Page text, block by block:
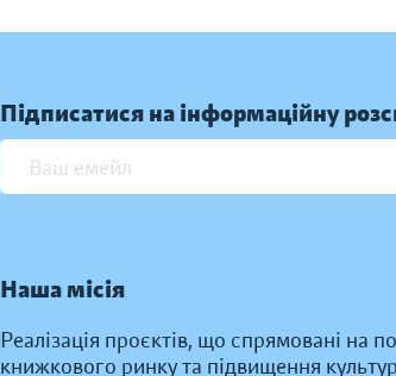
Підписатися на інформаційну
Наша місія
Реалізація проєктів, що спрямовані на
книжкового ринку та підвищення